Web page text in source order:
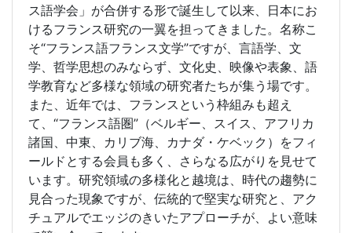
ス語学会」が合併する形で誕生して以来、日本にお
けるフランス研究の一翼を担ってきました。名称こ
そ“フランス語フランス文学”ですが、言語学、文
学、哲学思想のみならず、文化史、映像や表象、語
学教育など多様な領域の研究者たちが集う場です。
また、近年では、フランスという枠組みも超え
て、“フランス語圏”（ベルギー、スイス、アフリカ
諸国、中東、カリブ海、カナダ・ケベック）をフィ
ールドとする会員も多く、さらなる広がりを見せて
います。研究領域の多様化と越境は、時代の趨勢に
見合った現象ですが、伝統的で堅実な研究と、アク
チュアルでエッジのきいたアプローチが、よい意味